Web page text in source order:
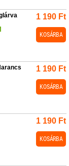
1 190 Ft
KOSÁRBA
1 190 Ft
KOSÁRBA
1 190 Ft
KOSÁRBA